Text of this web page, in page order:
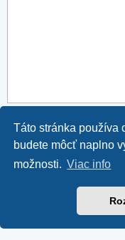
Táto stránka používa
budete môcť naplno
možnosti. Viac info
Domov Obsah portálu
Založené na